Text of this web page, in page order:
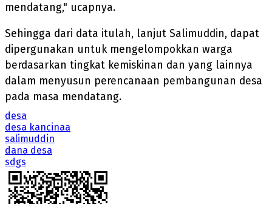
mendatang," ucapnya.
Sehingga dari data itulah, lanjut Salimuddin, dapat
dipergunakan untuk mengelompokkan warga
berdasarkan tingkat kemiskinan dan yang lainnya
dalam menyusun perencanaan pembangunan desa
pada masa mendatang.
desa
desa kancinaa
salimuddin
dana desa
sdgs